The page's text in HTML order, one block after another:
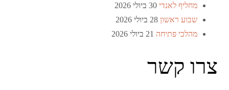
מחליף לאנדי 30 ביולי 2026
שבוע ראשון 28 ביולי 2026
מהלכי פתיחה 21 ביולי 2026
צרו קשר